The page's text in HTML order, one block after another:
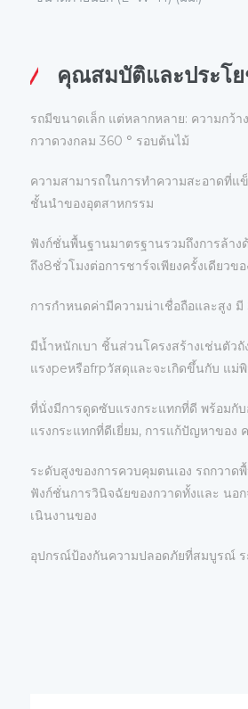
คุณสมบัติและประโ
รถมีขนาดเล็ก แต่หลากหลาย: ความกว้
กวาดวงกลม 360 ° รอบต้นไม้
ความสามารถในการทําความสะอาดที่แ
ชั้นนําของอุตสาหกรรม
ฟังก์ชั่นพื้นฐานมาตรฐานรวมถึงการล้า
ถึง8ชั่วโมงต่อการชาร์จเพียงครั้งเดียวขอ
การกําหนดค่ามีความน่าเชื่อถือและสูง
มีน้ำหนักเบา ชิ้นส่วนโครงสร้างเช่นตัว
แรงpeหรือfrpวัสดุและจะเกิดขึ้นกับ แม่
ที่นั่งมีการดูดซับแรงกระแทกที่ดี พร้อมกั
แรงกระแทกที่ดีเยี่ยม, การแก้ปัญหาของ
ระดับสูงของการควบคุมตนเอง รถกวา
ฟังก์ชั่นการวินิจฉัยของกวาดทั้งและ นอก
เนินงานของ
อุปกรณ์ป้องกันความปลอดภัยที่สมบูรณ์ ร